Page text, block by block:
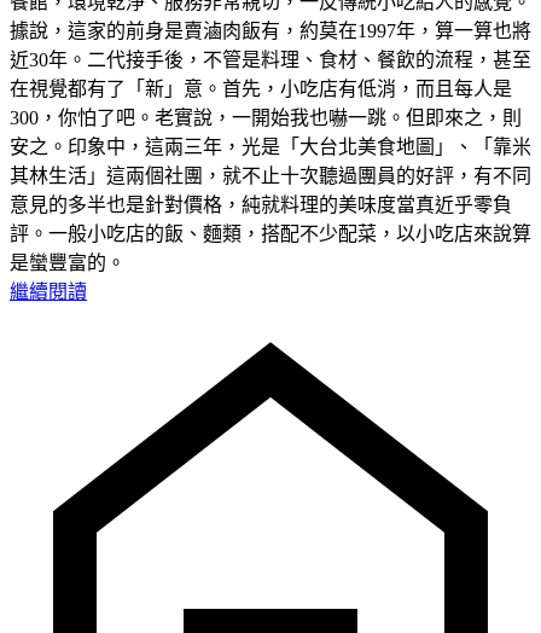
據說，這家的前身是賣滷肉飯有，約莫在1997年，算一算也將
近30年。二代接手後，不管是料理、食材、餐飲的流程，甚至
在視覺都有了「新」意。首先，小吃店有低消，而且每人是
300，你怕了吧。老實說，一開始我也嚇一跳。但即來之，則
安之。印象中，這兩三年，光是「大台北美食地圖」、「靠米
其林生活」這兩個社團，就不止十次聽過團員的好評，有不同
意見的多半也是針對價格，純就料理的美味度當真近乎零負
評。一般小吃店的飯、麵類，搭配不少配菜，以小吃店來說算
是蠻豐富的。
繼續閱讀